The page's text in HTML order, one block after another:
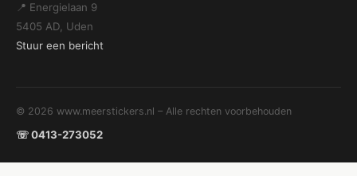
📍 Energielaan 9
5405 AD, Uden
Stuur een bericht
© 2026 www.meerstickers.nl – Alle rechten voorbehouden
☏ 0413-273052